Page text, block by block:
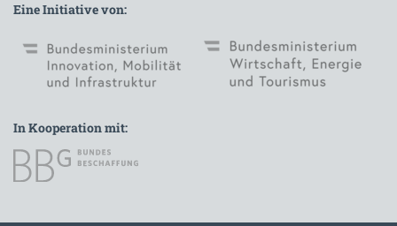
Eine Initiative von:
In Kooperation mit: